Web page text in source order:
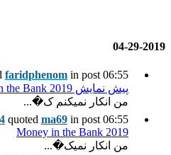
specialist134quoted
specialist134
پیش نمایش